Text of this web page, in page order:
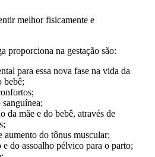
melhor fisicamente e
proporciona na gestação são:
para essa nova fase na vida da
bebê;
da mãe e do bebê, através de
aumento do tônus muscular;
e do assoalho pélvico para o parto;